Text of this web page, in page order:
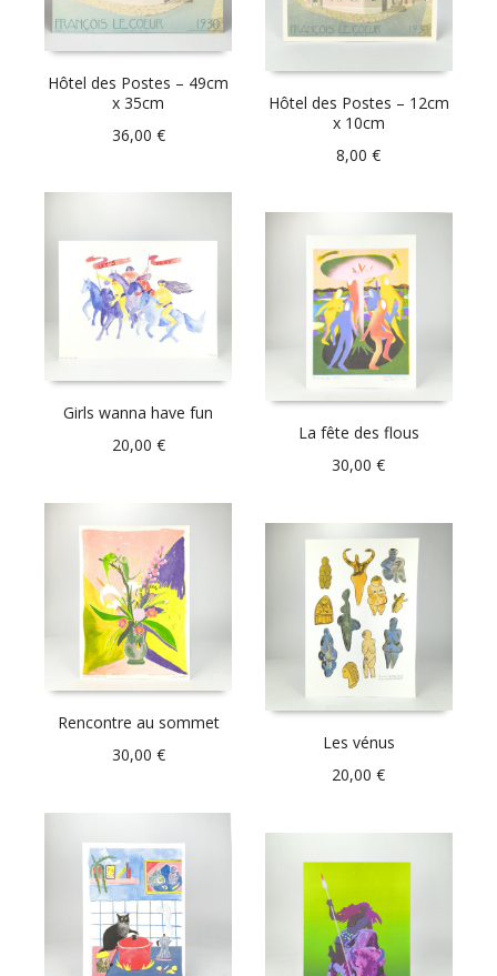
Hôtel des Postes – 49cm
x 35cm
36,00 €
Hôtel des Postes – 12cm
x 10cm
8,00€
Girls wanna have fun
20,00 €
La fête des flous
30,00€
Rencontre au sommet
30,00 €
Les vénus
20,00€